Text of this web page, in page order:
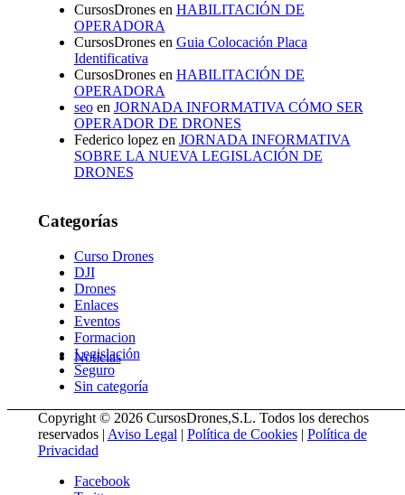
Noticias
CursosDronesen HABILITACIÓN DE
OPERADORA
CursosDronesen Guia Colocación Placa
Identificativa
CursosDronesen HABILITACIÓN DE
OPERADORA
seoen JORNADA INFORMATIVA CÓMO SER
OPERADOR DE DRONES
Federico lopezen JORNADA INFORMATIVA
SOBRE LA NUEVA LEGISLACIÓN DE
DRONES
Categorías
Curso Drones
DJI
Drones
Enlaces
Eventos
Formacion
Legislación
Seguro
Sin categoría
Copyright © 2026 CursosDrones,S.L. Todos los derechos
reservados | Aviso Legal | Política de Cookies| Política de
Privacidad
Facebook